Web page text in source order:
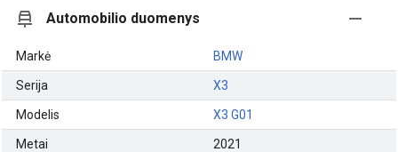
Automobilio duomenys
Markė BMW
Serija X3
Modelis X3 G01
Metai 2021